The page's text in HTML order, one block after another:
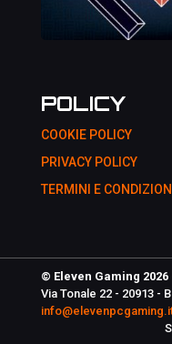
POLICY
COOKIE POLICY
PRIVACY POLICY
TERMINI E CONDIZIONI
© Eleven Gaming 2026
Via Tonale 22 - 20913 -